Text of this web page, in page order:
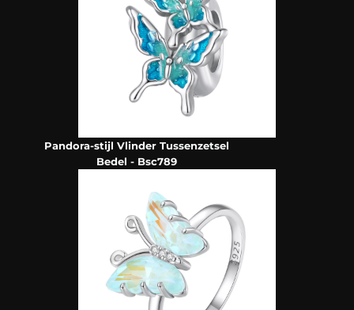
Pandora-stijl Vlinder Tussenzetsel
Bedel - Bsc789